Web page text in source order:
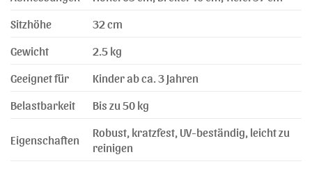
Sitzhöhe
32 cm
Gewicht
2.5 kg
Geeignet für
Kinder ab ca. 3 Jahren
Belastbarkeit
Bis zu 50 kg
Eigenschaften
Robust, kratzfest, UV-beständig, leicht zu
reinigen